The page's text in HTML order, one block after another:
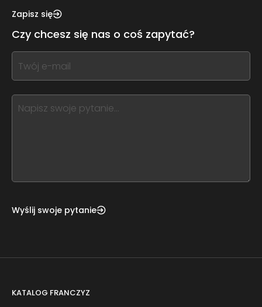
this,
this
form
field
blank
Zapisz się
Czy chcesz się nas o coś zapytać?
If
you
this,
leave
Wyślij swoje pytanie
KATALOG FRANCZYZ